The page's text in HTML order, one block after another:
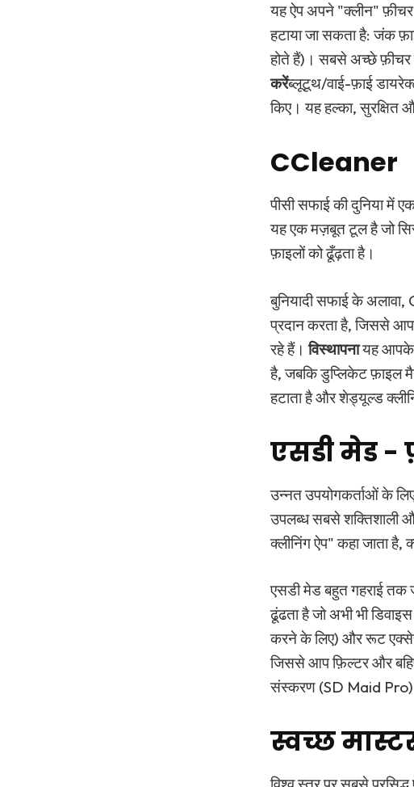
यह ऐप अपने "क्लीन" फ़ीचर
हटाया जा सकता है: जंक
होते हैं)। सबसे अच्छे
करेंब्लूटूथ/वाई-फ़ाई
किए। यह हल्का, सुरक्षित
CCleaner
पीसी सफाई की दुनिया में
यह एक मज़बूत टूल है जो
फ़ाइलों को ढूँढ़ता है।
बुनियादी सफाई के
प्रदान करता है, जिससे
रहे हैं।विस्थापनायह आपके
है, जबकि डुप्लिकेट फ़ाइल
हटाता है और शेड्यूल्ड
एसडी मेड -
उन्नत उपयोगकर्ताओं के
उपलब्ध सबसे शक्तिशाली
क्लीनिंग ऐप" कहा जाता
एसडी मेड बहुत गहराई
ढूंढता है जो अभी भी
करने के लिए) और रूट
जिससे आप फ़िल्टर और
संस्करण (SD Maid Pro)
स्वच्छ